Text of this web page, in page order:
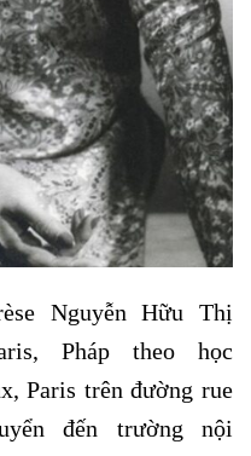
Nguyễn Hữu Thị
Pháp theo học
Paris trên đường rue
đến trường nội